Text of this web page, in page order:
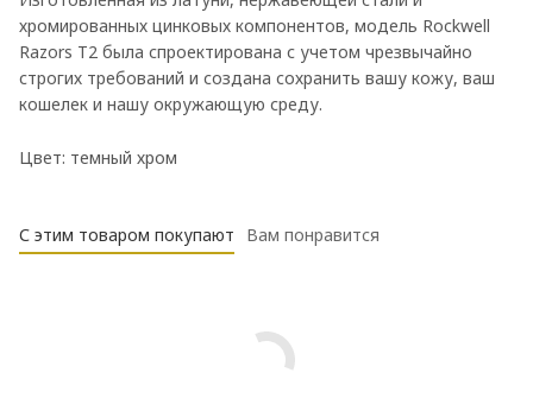
хромированных цинковых компонентов, модель Rockwell
Razors T2 была спроектирована с учетом чрезвычайно
строгих требований и создана сохранить вашу кожу, ваш
кошелек и нашу окружающую среду.
Цвет: темный хром
С этим товаром покупают Вам понравится